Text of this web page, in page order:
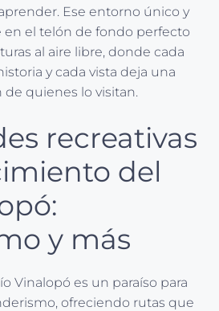
Ese entorno único y
en el telón de fondo perfecto
al aire libre, donde cada
y cada vista deja una
de quienes lo visitan.
recreativas
del
y más
Vinalopó es un paraíso para
ofreciendo rutas que